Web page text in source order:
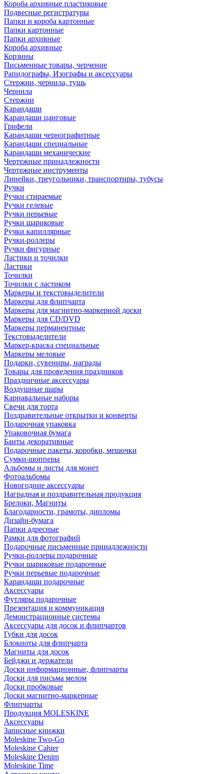
Короба архивные пластиковые
Подвесные регистратуры
Папки и короба картонные
Папки картонные
Папки архивные
Короба архивные
Корзины
Письменные товары, черчение
Рапидографы, Изографы и аксессуары
Стержни, чернила, тушь
Чернила
Стержни
Карандаши
Карандаши цанговые
Грифели
Карандаши чернографитные
Карандаши специальные
Карандаши механические
Чертежные принадлежности
Чертежные инструменты
Линейки, треугольники, транспортиры, тубусы
Ручки
Ручки стираемые
Ручки гелевые
Ручки перьевые
Ручки шариковые
Ручки капиллярные
Ручки-роллеры
Ручки фигурные
Ластики и точилки
Ластики
Точилки
Точилки с ластиком
Маркеры и текстовыделители
Маркеры для флипчарта
Маркеры для магнитно-маркерной доски
Маркеры для CD/DVD
Маркеры перманентные
Текстовыделители
Маркер-краска специальные
Маркеры меловые
Подарки, сувениры, награды
Товары для проведения праздников
Праздничные аксессуары
Воздушные шары
Карнавальные наборы
Свечи для торта
Поздравительные открытки и конверты
Подарочная упаковка
Упаковочная бумага
Банты декоративные
Подарочные пакеты, коробки, мешочки
Сумки-шопперы
Альбомы и листы для монет
Фотоальбомы
Новогодние аксессуары
Наградная и поздравительная продукция
Брелоки, Магниты
Благодарности, грамоты, дипломы
Дизайн-бумага
Папки адресные
Рамки для фотографий
Подарочные письменные принадлежности
Ручки-роллеры подарочные
Ручки шариковые подарочные
Ручки перьевые подарочные
Карандаши подарочные
Аксессуары
Футляры подарочные
Презентация и коммуникация
Демонстрационные системы
Аксессуары для досок и флипчартов
Губки для досок
Блокноты для флипчарта
Магниты для досок
Бейджи и держатели
Доски информационные, флипчарты
Доски для письма мелом
Доски пробковые
Доски магнитно-маркерные
Флипчарты
Продукция MOLESKINE
Аксессуары
Записные книжки
Moleskine Two-Go
Moleskine Cahier
Moleskine Denim
Moleskine Time